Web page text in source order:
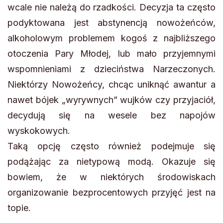
wcale nie należą do rzadkości. Decyzja ta często
podyktowana jest abstynencją nowożeńców,
alkoholowym problemem kogoś z najbliższego
otoczenia Pary Młodej, lub mało przyjemnymi
wspomnieniami z dzieciństwa Narzeczonych.
Niektórzy Nowożeńcy, chcąc uniknąć awantur a
nawet bójek „wyrywnych” wujków czy przyjaciół,
decydują się na wesele bez napojów
wyskokowych.
Taką opcję często również podejmuje się
podążając za nietypową modą. Okazuje się
bowiem, że w niektórych środowiskach
organizowanie bezprocentowych przyjęć jest na
topie.